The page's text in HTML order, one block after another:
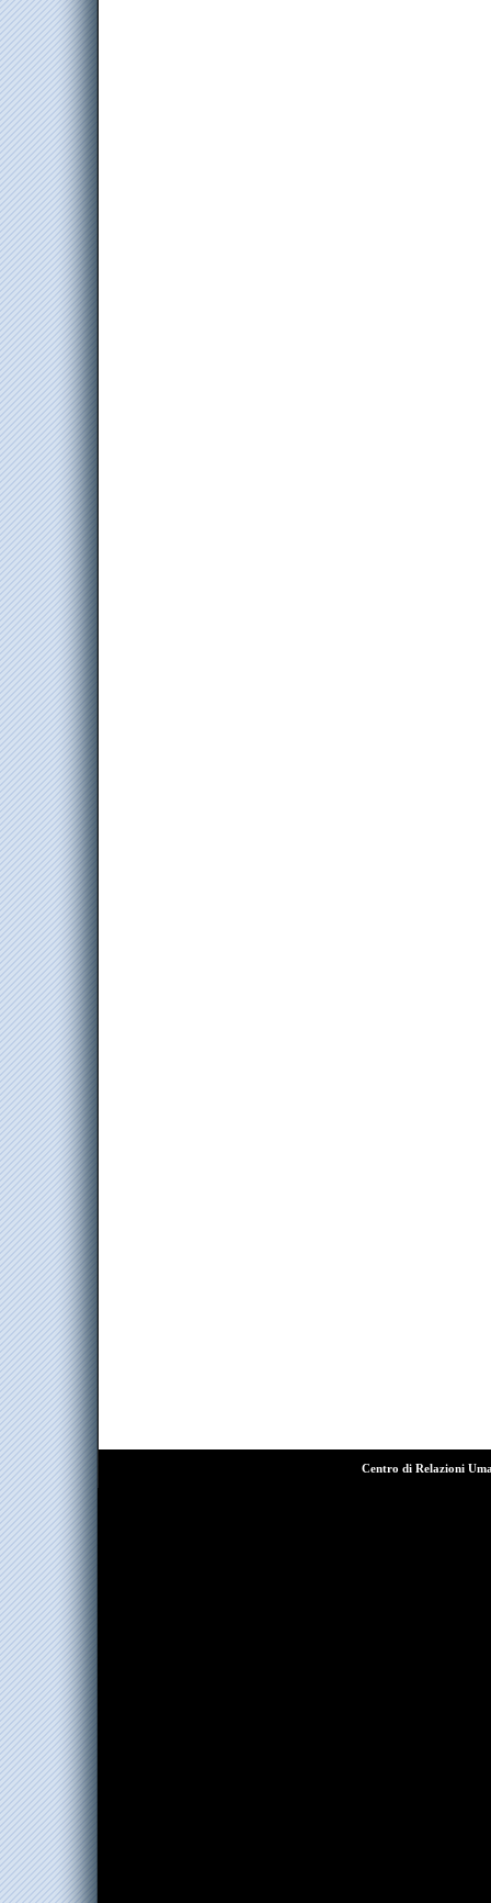
Centro di Relazioni